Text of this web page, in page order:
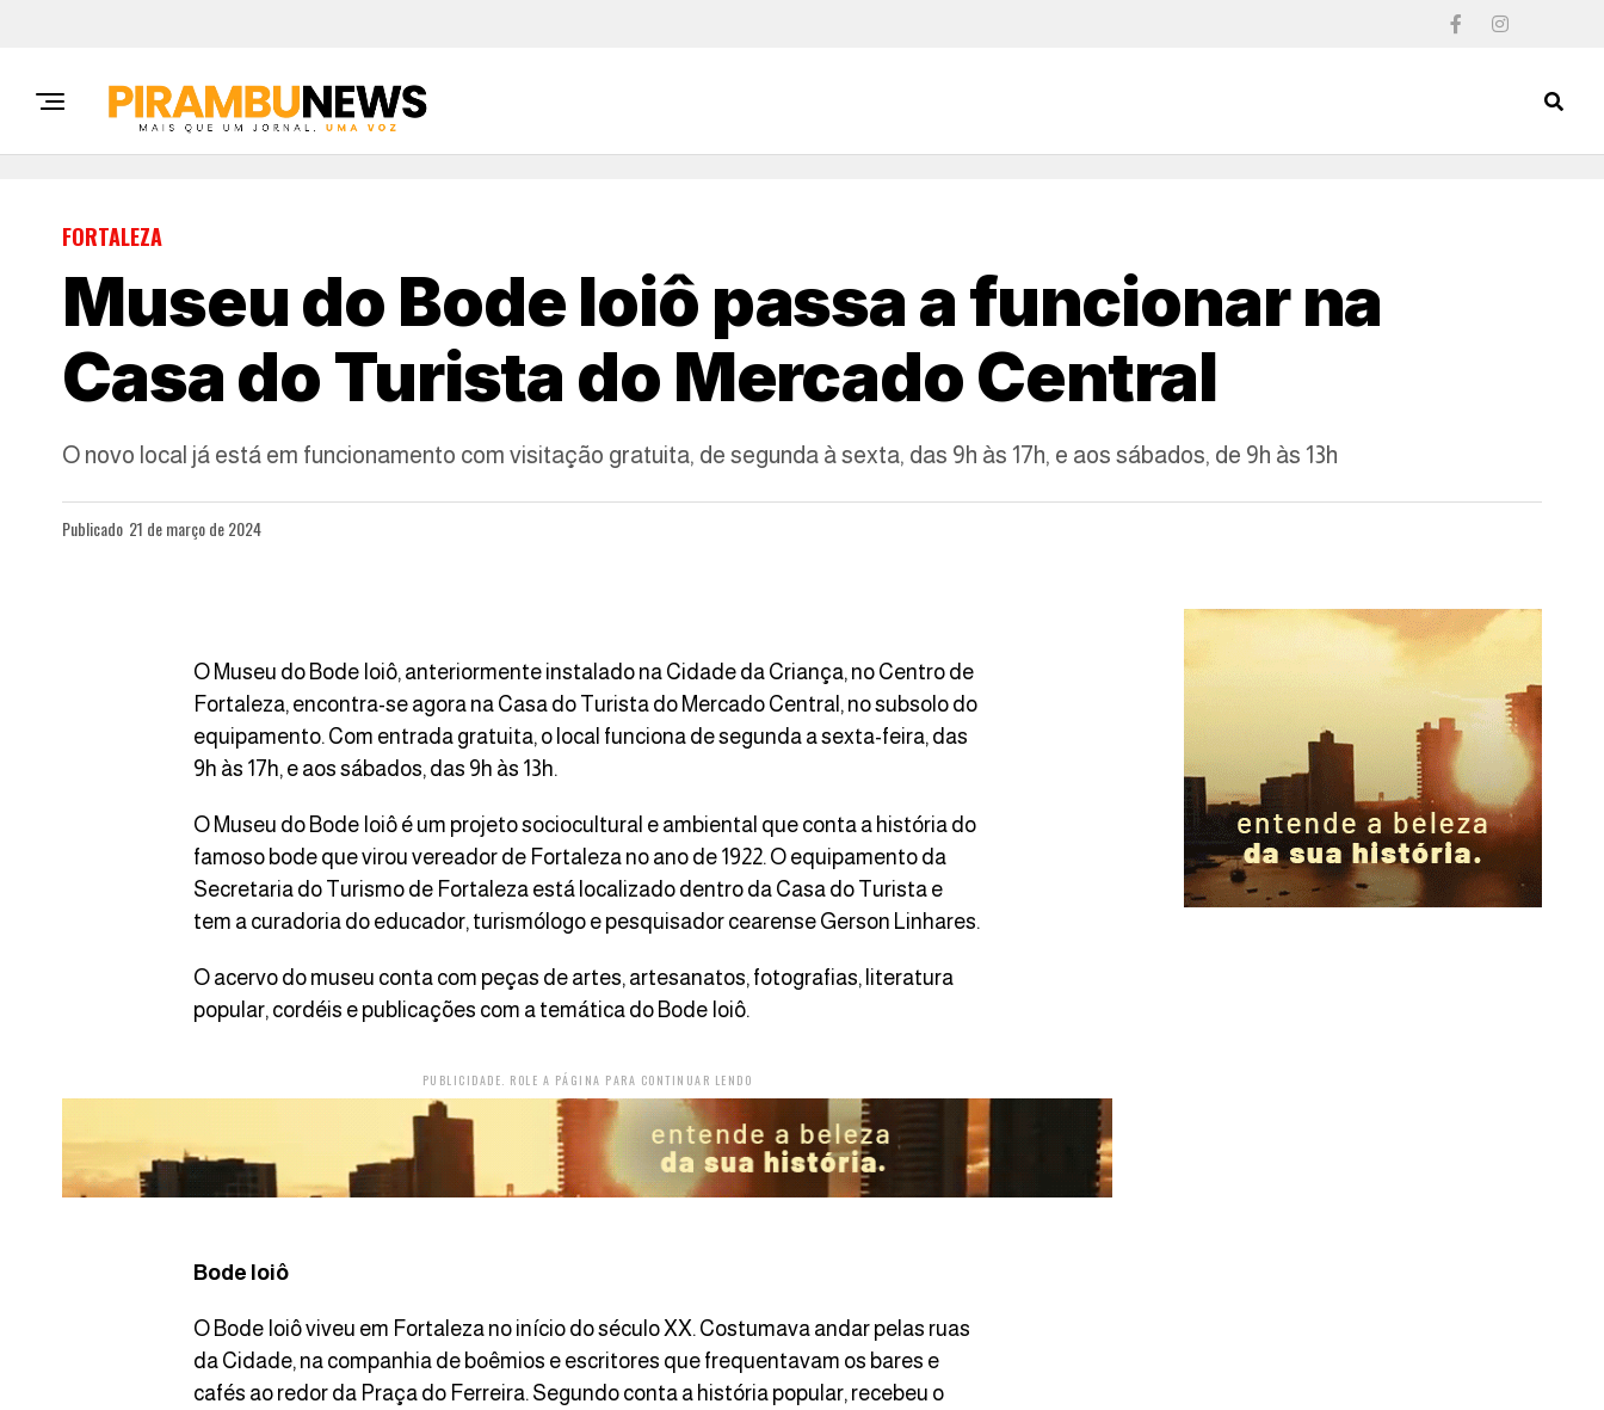
FORTALEZA
Museu do Bode Ioiô passa a funcionar na
Casa do Turista do Mercado Central
O novo local já está em funcionamento com visitação gratuita, de segunda à sexta, das 9h às 17h, e aos sábados, de 9h às 13h
Publicado 21 de março de 2024
O Museu do Bode Ioiô, anteriormente instalado na Cidade da Criança, no Centro de
Fortaleza, encontra-se agora na Casa do Turista do Mercado Central, no subsolo do
equipamento. Com entrada gratuita, o local funciona de segunda a sexta-feira, das
9h às 17h, e aos sábados, das 9h às 13h.
O Museu do Bode Ioiô é um projeto sociocultural e ambiental que conta a história do
famoso bode que virou vereador de Fortaleza no ano de 1922. O equipamento da
Secretaria do Turismo de Fortaleza está localizado dentro da Casa do Turista e
tem a curadoria do educador, turismólogo e pesquisador cearense Gerson Linhares.
O acervo do museu conta com peças de artes, artesanatos, fotografias, literatura
popular, cordéis e publicações com a temática do Bode Ioiô.
PUBLICIDADE. ROLE A PÁGINA PARA CONTINUAR LENDO
Bode Ioiô
O Bode Ioiô viveu em Fortaleza no início do século XX. Costumava andar pelas ruas
da Cidade, na companhia de boêmios e escritores que frequentavam os bares e
cafés ao redor da Praça do Ferreira. Segundo conta a história popular, recebeu o